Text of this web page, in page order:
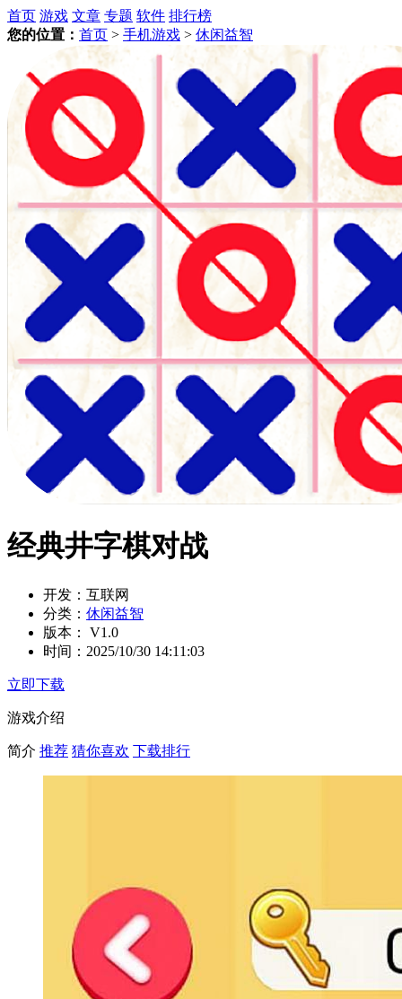
首页 游戏 文章 专题 软件 排行榜
您的位置： 首页 > 手机游戏 > 休闲益智
经典井字棋对战
开发： 互联网
分类： 休闲益智
版本：
V1.0
时间： 2025/10/30 14:11:03
立即下载
游戏介绍
简介 推荐 猜你喜欢 下载排行